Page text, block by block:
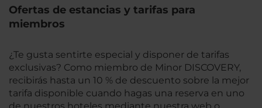
Ofertas de estancias y tarifas para
miembros
¿Te gusta sentirte especial y disponer de tarifas
exclusivas? Como miembro de Minor DISCOVERY,
recibirás hasta un 10 % de descuento sobre la mejor
tarifa disponible cuando hagas una reserva en uno